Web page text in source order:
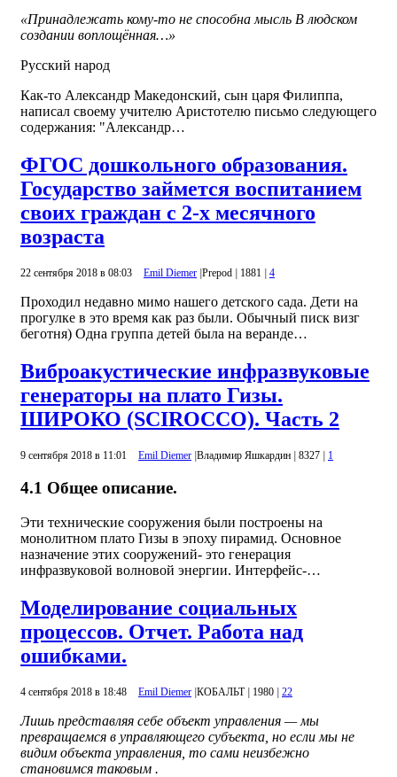
«Принадлежать кому-то не способна мысль В людском
создании воплощённая…»
Русский народ
Как-то Александр Македонский, сын царя Филиппа,
написал своему учителю Аристотелю письмо следующего
содержания: "Александр…
ФГОС дошкольного образования.
Государство займется воспитанием
своих граждан с 2-х месячного
возраста
22 сентября 2018 в 08:03 Emil Diemer |Prepod | 1881 | 4
Проходил недавно мимо нашего детского сада. Дети на
прогулке в это время как раз были. Обычный писк визг
беготня) Одна группа детей была на веранде…
Виброакустические инфразвуковые
генераторы на плато Гизы.
ШИРОКО (SCIROCCO). Часть 2
9 сентября 2018 в 11:01 Emil Diemer |Владимир Яшкардин | 8327 | 1
4.1 Общее описание.
Эти технические сооружения были построены на
монолитном плато Гизы в эпоху пирамид. Основное
назначение этих сооружений- это генерация
инфразвуковой волновой энергии. Интерфейс-…
Моделирование социальных
процессов. Отчет. Работа над
ошибками.
4 сентября 2018 в 18:48 Emil Diemer КОБАЛЬТ 1980 22
Лишь представляя себе объект управления — мы
превращаемся в управляющего субъекта, но если мы не
видим объекта управления, то сами неизбежно
становимся таковым .